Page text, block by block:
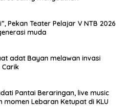
Pekan Teater Pelajar V NTB 2026
muda
adat Bayan melawan invasi
Pantai Beraringan, live music
Lebaran Ketupat di KLU